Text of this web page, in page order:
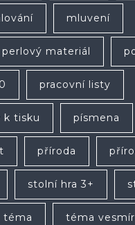
mluvení
perlový materiál
pracovní listy
k tisku písmena
příroda
stolní hra 3+
téma téma vesmír